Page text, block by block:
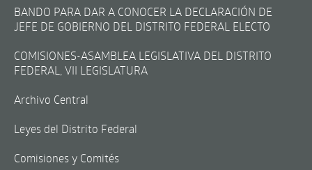
BANDO PARA DAR A CONOCER LA DECLARACIÓN DE
JEFE DE GOBIERNO DEL DISTRITO FEDERAL ELECTO
COMISIONES-ASAMBLEA LEGISLATIVA DEL DISTRITO
FEDERAL, VII LEGISLATURA
Archivo Central
Leyes del Distrito Federal
Comisiones y Comités